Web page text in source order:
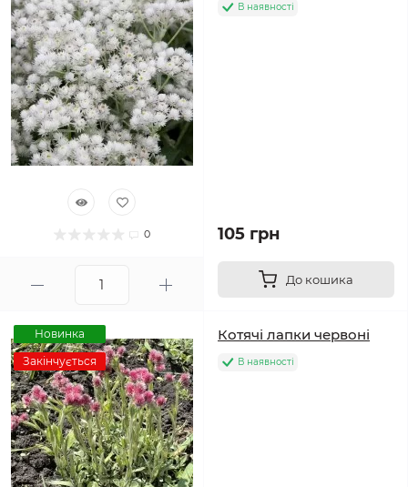
0
В наявності
105 грн
До кошика
Новинка
Закінчується
Котячі лапки червоні
В наявності